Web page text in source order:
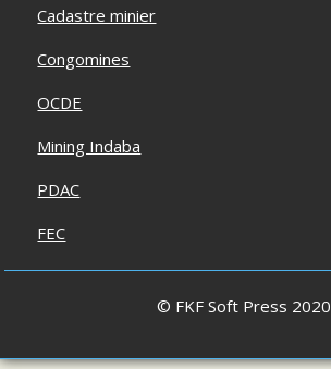
Cadastre minier
Congomines
OCDE
Mining Indaba
PDAC
FEC
© FKF Soft Press 2020